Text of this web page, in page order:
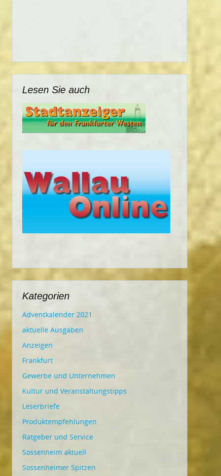
Lesen Sie auch
Kategorien
Adventkalender 2021
aktuelle Ausgaben
Anzeigen
Frankfurt
Gewerbe und Unternehmen
Kultur und Veranstaltungstipps
Leserbriefe
Produktempfehlungen
Ratgeber und Service
Sossenheim aktuell
Sossenheimer Spitzen